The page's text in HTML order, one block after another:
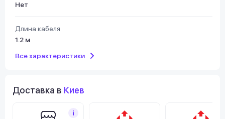
Нет
Длина кабеля
1.2 м
Все характеристики
Доставка в Киев